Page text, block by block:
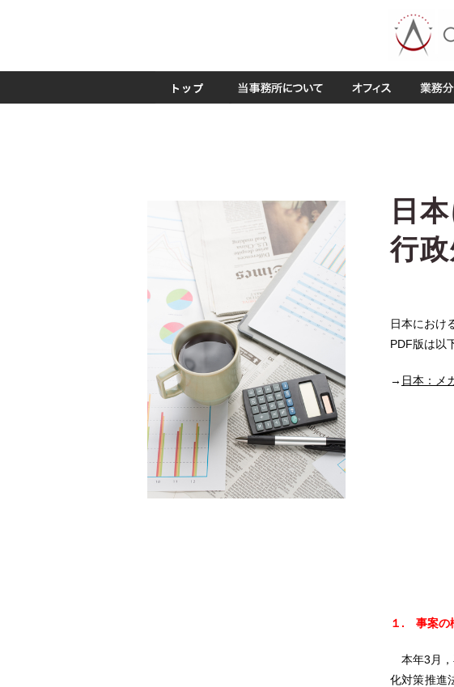
日
行
日本におけ
PDF版は以
→ 日本：メ
１. 事案の
本年3月，
化対策推進